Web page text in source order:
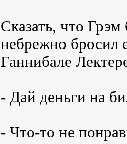
Сказать, что
небрежно бросил
Ганнибале
- Дай деньги на
- Что-то не